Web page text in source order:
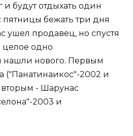
и будут отдыхать один
бежать три дня
ушел продавец, но спустя
целое одно
нашли нового. Первым
("Панатинаикос"-2002 и
- Шарунас
2003 и